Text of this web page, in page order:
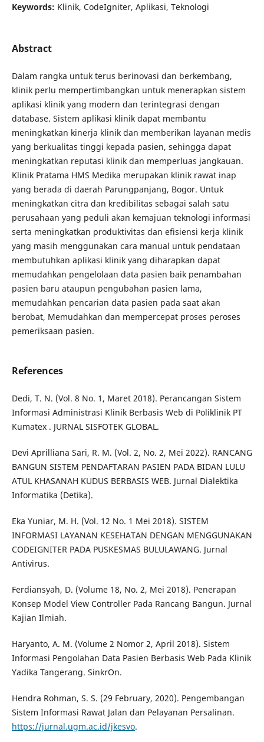
Keywords: Klinik, CodeIgniter, Aplikasi, Teknologi
Abstract
Dalam rangka untuk terus berinovasi dan berkembang,
klinik perlu mempertimbangkan untuk menerapkan sistem
aplikasi klinik yang modern dan terintegrasi dengan
database. Sistem aplikasi klinik dapat membantu
meningkatkan kinerja klinik dan memberikan layanan medis
yang berkualitas tinggi kepada pasien, sehingga dapat
meningkatkan reputasi klinik dan memperluas jangkauan.
Klinik Pratama HMS Medika merupakan klinik rawat inap
yang berada di daerah Parungpanjang, Bogor. Untuk
meningkatkan citra dan kredibilitas sebagai salah satu
perusahaan yang peduli akan kemajuan teknologi informasi
serta meningkatkan produktivitas dan efisiensi kerja klinik
yang masih menggunakan cara manual untuk pendataan
membutuhkan aplikasi klinik yang diharapkan dapat
memudahkan pengelolaan data pasien baik penambahan
pasien baru ataupun pengubahan pasien lama,
memudahkan pencarian data pasien pada saat akan
berobat, Memudahkan dan mempercepat proses peroses
pemeriksaan pasien.
References
Dedi, T. N. (Vol. 8 No. 1, Maret 2018). Perancangan Sistem
Informasi Administrasi Klinik Berbasis Web di Poliklinik PT
Kumatex . JURNAL SISFOTEK GLOBAL.
Devi Aprilliana Sari, R. M. (Vol. 2, No. 2, Mei 2022). RANCANG
BANGUN SISTEM PENDAFTARAN PASIEN PADA BIDAN LULU
ATUL KHASANAH KUDUS BERBASIS WEB. Jurnal Dialektika
Informatika (Detika).
Eka Yuniar, M. H. (Vol. 12 No. 1 Mei 2018). SISTEM
INFORMASI LAYANAN KESEHATAN DENGAN MENGGUNAKAN
CODEIGNITER PADA PUSKESMAS BULULAWANG. Jurnal
Antivirus.
Ferdiansyah, D. (Volume 18, No. 2, Mei 2018). Penerapan
Konsep Model View Controller Pada Rancang Bangun. Jurnal
Kajian Ilmiah.
Haryanto, A. M. (Volume 2 Nomor 2, April 2018). Sistem
Informasi Pengolahan Data Pasien Berbasis Web Pada Klinik
Yadika Tangerang. SinkrOn.
Hendra Rohman, S. S. (29 February, 2020). Pengembangan
Sistem Informasi Rawat Jalan dan Pelayanan Persalinan.
https://jurnal.ugm.ac.id/jkesvo.